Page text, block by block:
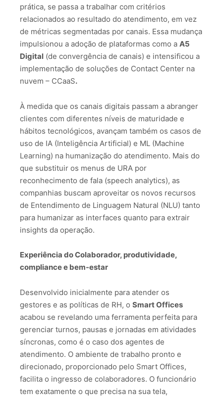
prática, se passa a trabalhar com critérios
relacionados ao resultado do atendimento, em vez
de métricas segmentadas por canais. Essa mudança
impulsionou a adoção de plataformas como a A5
Digital (de convergência de canais) e intensificou a
implementação de soluções de Contact Center na
nuvem – CCaaS.
À medida que os canais digitais passam a abranger
clientes com diferentes níveis de maturidade e
hábitos tecnológicos, avançam também os casos de
uso de IA (Inteligência Artificial) e ML (Machine
Learning) na humanização do atendimento. Mais do
que substituir os menus de URA por
reconhecimento de fala (speech analytics), as
companhias buscam aproveitar os novos recursos
de Entendimento de Linguagem Natural (NLU) tanto
para humanizar as interfaces quanto para extrair
insights da operação.
Experiência do Colaborador, produtividade,
compliance e bem-estar
Desenvolvido inicialmente para atender os
gestores e as políticas de RH, o Smart Offices
acabou se revelando uma ferramenta perfeita para
gerenciar turnos, pausas e jornadas em atividades
síncronas, como é o caso dos agentes de
atendimento. O ambiente de trabalho pronto e
direcionado, proporcionado pelo Smart Offices,
facilita o ingresso de colaboradores. O funcionário
tem exatamente o que precisa na sua tela,